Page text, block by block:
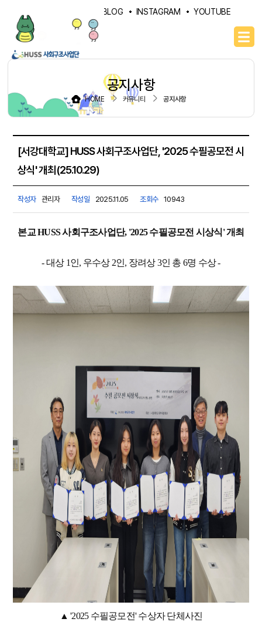
NAVER BLOG INSTAGRAM YOUTUBE
공지사항
HOME 커뮤니티 공지사항
[서강대학교] HUSS 사회구조사업단, '2025 수필공모전 시
상식' 개최(25.10.29)
작성자 관리자 작성일 2025.11.05 조회수 10943
본교 HUSS 사회구조사업단, '2025 수필공모전 시상식' 개최
- 대상 1인, 우수상 2인, 장려상 3인 총 6명 수상 -
▲ '2025 수필공모전' 수상자 단체사진